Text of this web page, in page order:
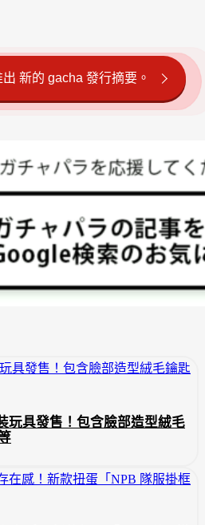
新的 gacha 發行摘要。
玩具發售！包含臉部造型絨毛